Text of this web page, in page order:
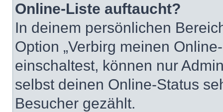
Online-Liste auftaucht?
In deinem persönlichen
Option „Verbirg meinen
einschaltest, können nur
selbst deinen Online-Status
Besucher gezählt.